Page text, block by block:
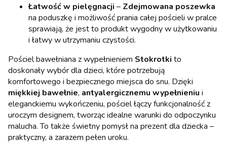
Łatwość w pielęgnacji – Zdejmowana poszewka
na poduszkę i możliwość prania całej pościeli w pralce
sprawiają, że jest to produkt wygodny w użytkowaniu
i łatwy w utrzymaniu czystości.
Pościel bawełniana z wypełnieniem Stokrotki to
doskonały wybór dla dzieci, które potrzebują
komfortowego i bezpiecznego miejsca do snu. Dzięki
miękkiej bawełnie, antyalergicznemu wypełnieniu i
eleganckiemu wykończeniu, pościel łączy funkcjonalność z
uroczym designem, tworząc idealne warunki do odpoczynku
malucha. To także świetny pomysł na prezent dla dziecka –
praktyczny, a zarazem pełen uroku.